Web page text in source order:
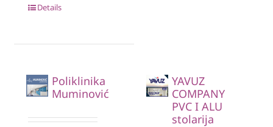
Details
Poliklinika
Muminović
YAVUZ
COMPANY
PVC I ALU
stolarija